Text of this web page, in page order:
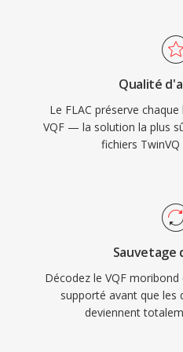
offres sans perte,
l&#039;industrie envers
majeurs rendent le
D&#039;abord, la
bit du signal original au
métadonnées intégrées
annexes. Enfin, la
frictions juridiques pour
fabricants de matériel.
Qualité
Le FLAC préserve
VQF — la solution la plus
fichiers
Sauvetage
Décodez le VQF
supporté avant que les
deviennent